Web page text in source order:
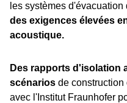
les systèmes
des exigences élevées
acoustique.
Des rapports d'isolation
scénarios de construction
avec l'Institut Fraunhofer